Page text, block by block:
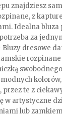
znajdziesz
z
Idealna
za
Bluzy dresowe
przez te z
w artystyczne
lub